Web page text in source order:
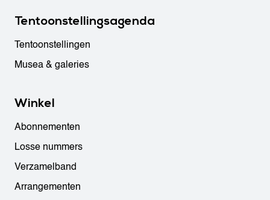
Tentoonstellingsagenda
Tentoonstellingen
Musea & galeries
Winkel
Abonnementen
Losse nummers
Verzamelband
Arrangementen